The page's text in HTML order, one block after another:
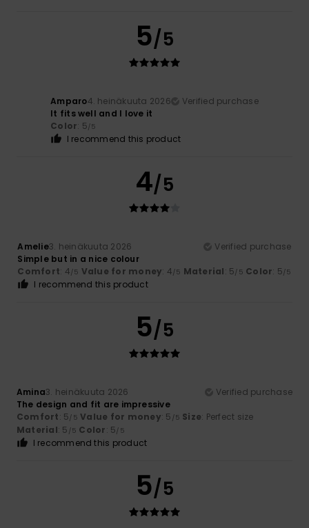
5/5
Amparo4. heinäkuuta 2026
Verified purchase
It fits well and I love it
Color: 5/5
I recommend this product
4/5
Amelie3. heinäkuuta 2026
Verified purchase
Simple but in a nice colour
Comfort: 4/5 Value for money: 4/5 Material: 5/5 Color: 5/5
I recommend this product
5/5
Amina3. heinäkuuta 2026
Verified purchase
The design and fit are impressive
Comfort: 5/5 Value for money: 5 /5 Size: Perfect size
Material: 5 /5 Color: 5/5
I recommend this product
5/5